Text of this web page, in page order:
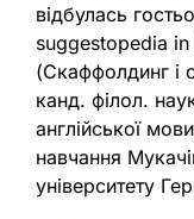
відбулась
suggestopedia
(Скаффолдинг і
канд. філол.
англійської
навчання
університету